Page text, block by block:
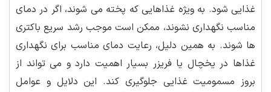
غذایی شود. به ویژه غذاهایی که پخته می شوند، اگر در دمای
مناسب نگهداری نشوند، ممکن است موجب رشد سریع باکتری
ها شوند. به همین دلیل، رعایت دمای مناسب برای نگهداری
غذاها در یخچال یا فریزر بسیار اهمیت دارد و می تواند از
بروز مسمومیت غذایی جلوگیری کند. این دلایل و عوامل